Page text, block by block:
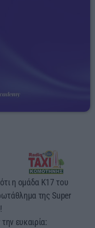
η ομάδα Κ17 του
της Super
ευκαιρία: